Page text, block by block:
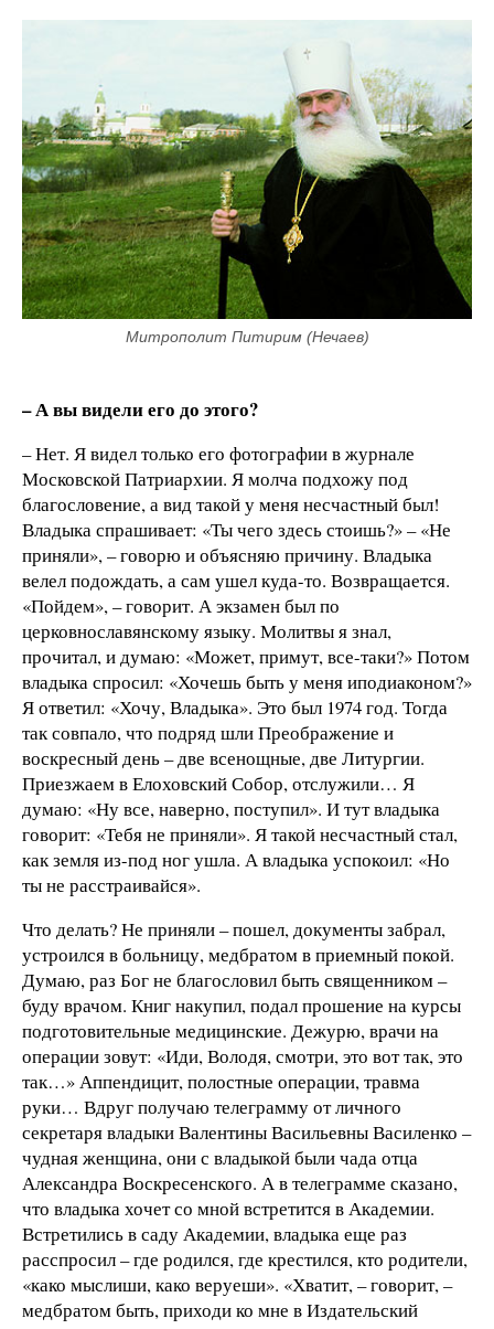
Митрополит Питирим (Нечаев)
– А вы видели его до этого?
– Нет. Я видел только его фотографии в журнале
Московской Патриархии. Я молча подхожу под
благословение, а вид такой у меня несчастный был!
Владыка спрашивает: «Ты чего здесь стоишь?» – «Не
приняли», – говорю и объясняю причину. Владыка
велел подождать, а сам ушел куда-то. Возвращается.
«Пойдем», – говорит. А экзамен был по
церковнославянскому языку. Молитвы я знал,
прочитал, и думаю: «Может, примут, все-таки?» Потом
владыка спросил: «Хочешь быть у меня иподиаконом?»
Я ответил: «Хочу, Владыка». Это был 1974 год. Тогда
так совпало, что подряд шли Преображение и
воскресный день – две всенощные, две Литургии.
Приезжаем в Елоховский Собор, отслужили… Я
думаю: «Ну все, наверно, поступил». И тут владыка
говорит: «Тебя не приняли». Я такой несчастный стал,
как земля из-под ног ушла. А владыка успокоил: «Но
ты не расстраивайся».
Что делать? Не приняли – пошел, документы забрал,
устроился в больницу, медбратом в приемный покой.
Думаю, раз Бог не благословил быть священником –
буду врачом. Книг накупил, подал прошение на курсы
подготовительные медицинские. Дежурю, врачи на
операции зовут: «Иди, Володя, смотри, это вот так, это
так…» Аппендицит, полостные операции, травма
руки… Вдруг получаю телеграмму от личного
секретаря владыки Валентины Васильевны Василенко –
чудная женщина, они с владыкой были чада отца
Александра Воскресенского. А в телеграмме сказано,
что владыка хочет со мной встретится в Академии.
Встретились в саду Академии, владыка еще раз
расспросил – где родился, где крестился, кто родители,
«како мыслиши, како веруеши». «Хватит, – говорит, –
медбратом быть, приходи ко мне в Издательский